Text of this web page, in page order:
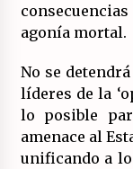
agonía mortal.
No se
líderes de la
lo posible
amenace al
unificando a